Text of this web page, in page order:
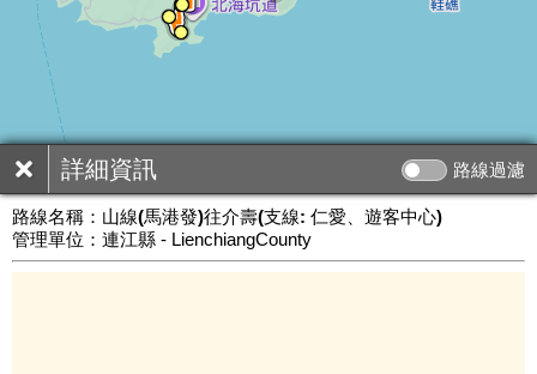
詳細資訊 路線過濾
路線名稱： 山線(馬港發)往介壽(支線: 仁愛、遊客中心)
管理單位：連江縣 - LienchiangCounty